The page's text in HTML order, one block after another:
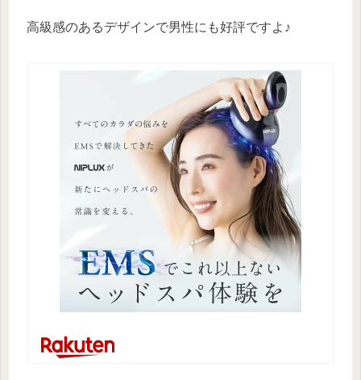
高級感のあるデザインで男性にも好評ですよ♪